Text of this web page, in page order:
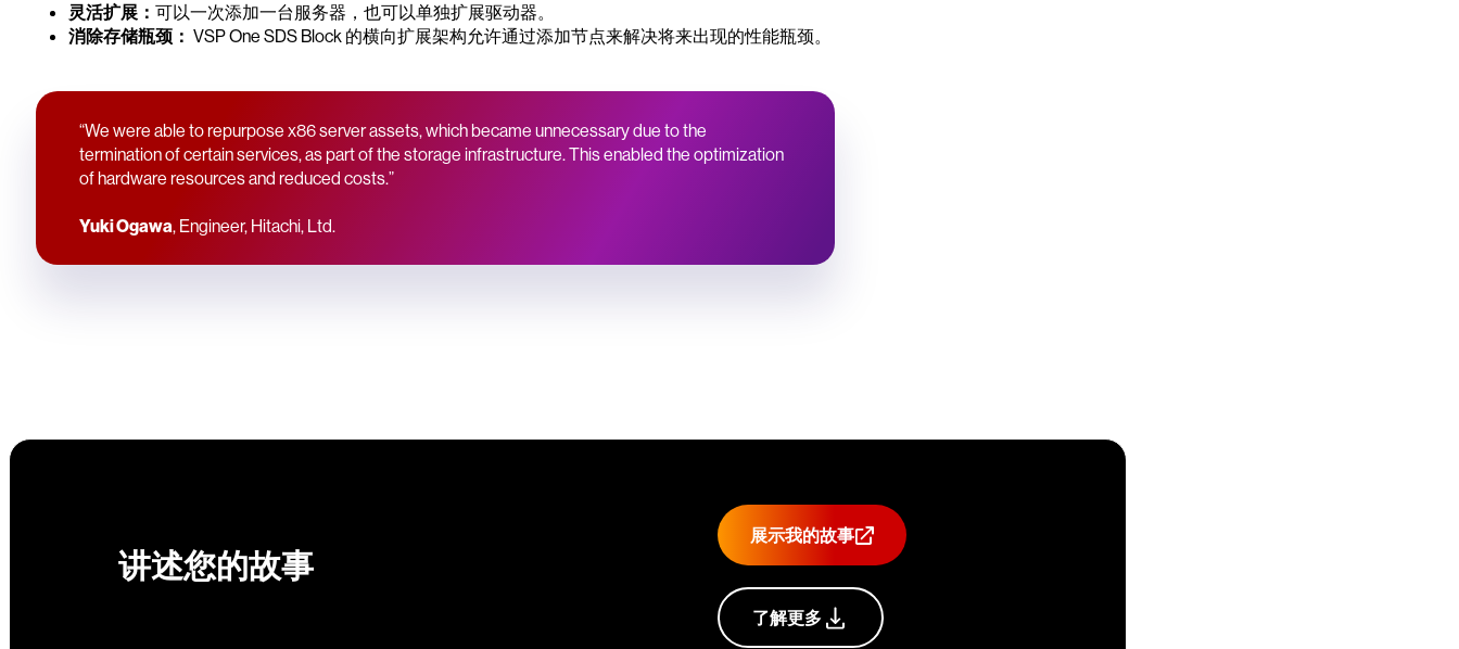
灵活扩展： 可以一次添加一台服务器，也可以单独扩展驱动器。
消除存储瓶颈： VSP One SDS Block 的横向扩展架构允许通过添加节点来解决将来出现的性能瓶颈。
“We were able to repurpose x86 server assets, which became unnecessary due to the
termination of certain services, as part of the storage infrastructure. This enabled the optimization
of hardware resources and reduced costs.”
Yuki Ogawa, Engineer, Hitachi, Ltd.
讲述您的故事
展示我的故事
了解更多